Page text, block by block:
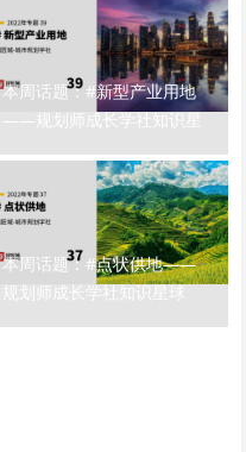
本周话题：#新型产业用地
——规划师成长学社知识星
本周话题：#点状供地——
规划师成长学社知识星球